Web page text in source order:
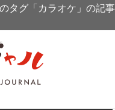
タグ「カラオケ」の記事